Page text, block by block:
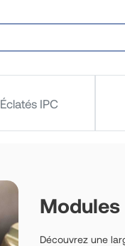
Éclatés IPC
Modules
Découvrez une